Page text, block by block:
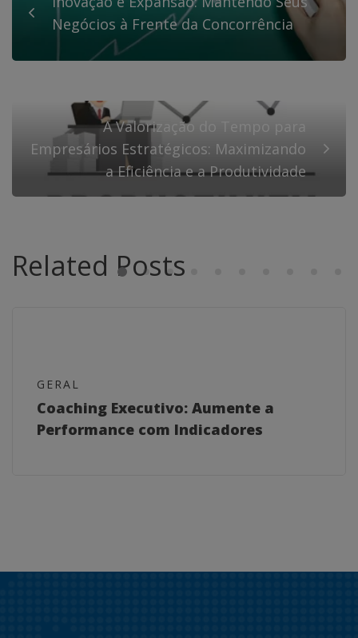
Negócios à Frente da Concorrência
A Valorização do Tempo para
Empresários Estratégicos: Maximizando
a Eficiência e a Produtividade
Related Posts
GERAL
Coaching Executivo: Aumente a
Performance com Indicadores